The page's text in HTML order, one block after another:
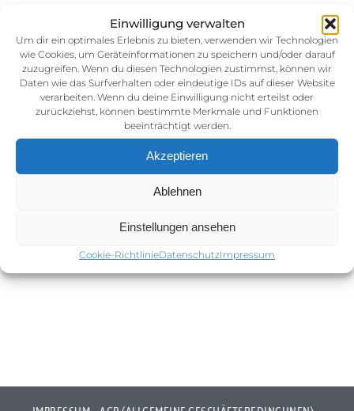
Einwilligung verwalten
Um dir ein optimales Erlebnis zu bieten, verwenden wir Technologien
wie Cookies, um Geräteinformationen zu speichern und/oder darauf
zuzugreifen. Wenn du diesen Technologien zustimmst, können wir
Daten wie das Surfverhalten oder eindeutige IDs auf dieser Website
verarbeiten. Wenn du deine Einwilligung nicht erteilst oder
zurückziehst, können bestimmte Merkmale und Funktionen
beeinträchtigt werden.
Akzeptieren
Ablehnen
Einstellungen ansehen
Cookie-RichtlinieDatenschutzImpressum
30. August 2014
Kategorie:
Cookie-Richtlinie (EU)